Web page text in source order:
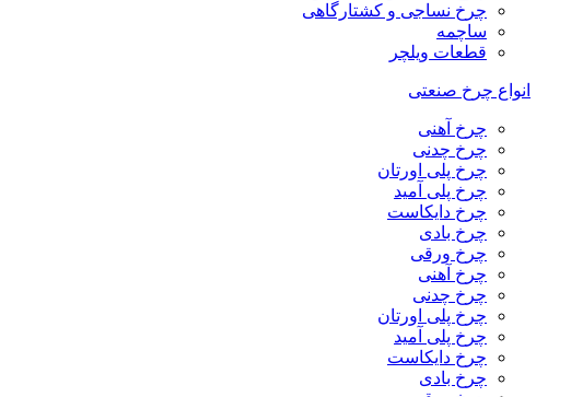
چرخ نساجی و کشتارگاهی
ساچمه
قطعات ویلچر
انواع چرخ صنعتی
چرخ آهنی
چرخ چدنی
چرخ پلی اورتان
چرخ پلی آمید
چرخ دایکاست
چرخ بادی
چرخ ورقی
چرخ آهنی
چرخ چدنی
چرخ پلی اورتان
چرخ پلی آمید
چرخ دایکاست
چرخ بادی